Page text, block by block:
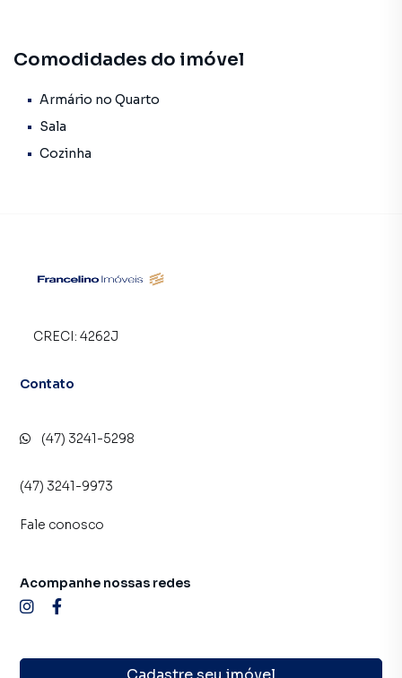
Francelino Imóveis (47) 3241-5298 | 99954-9973
E-mail: atendimento@francelinoimoveis.com.br
Comodidades do imóvel
Armário no Quarto
Sala
Cozinha
CRECI: 4262J
Contato
(47) 3241-5298
(47) 3241-9973
Fale conosco
Acompanhe nossas redes